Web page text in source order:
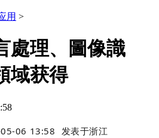
用 >
處理、圖像識
域获得
06 13:58 发表于浙江